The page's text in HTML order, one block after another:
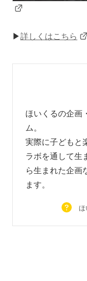
▶詳しくはこちら
ほいくるの企画
ム。
実際に子どもと
ラボを通して生
ら生まれた企画
ます。
ほ